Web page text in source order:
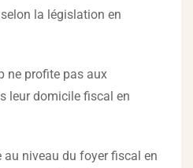
la législation en
ne profite pas aux
leur domicile fiscal en
au niveau du foyer fiscal en